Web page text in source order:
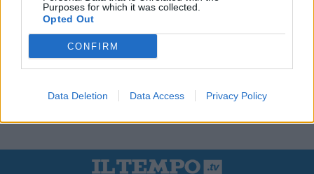
Purposes for which it was collected.
Opted Out
CONFIRM
Data Deletion Data Access Privacy Policy